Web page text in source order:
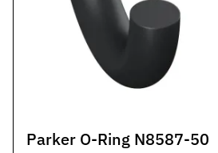
Parker O-Ring N8587-50